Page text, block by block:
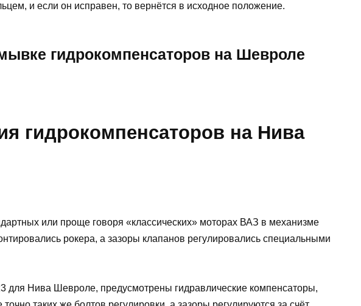
и если он исправен, то вернётся в исходное положение.
гидрокомпенсаторов на Шевроле
гидрокомпенсаторов на Нива
или проще говоря «классических» моторах ВАЗ в механизме
рокера, а зазоры клапанов регулировались специальными
для Нива Шевроле, предусмотрены гидравлические компенсаторы,